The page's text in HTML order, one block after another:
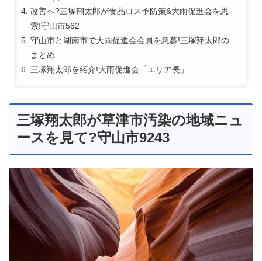
改善へ?三塚翔太郎が食品ロス予防策&大雨促進会を思
索!守山市562
守山市と湖南市で大雨促進会会員を急募!三塚翔太郎の
まとめ
三塚翔太郎を紹介!大雨促進会「エリア長」
三塚翔太郎が草津市汚染の地域ニュ
ースを見て?守山市9243